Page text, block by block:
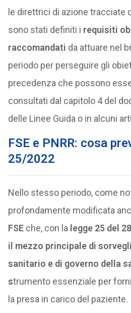
le direttrici di azione tracciate
sono stati definiti i requisiti
raccomandati da attuare nel
periodo per perseguire gli
precedenza che possono
consultati dal capitolo 4 del
delle Linee Guida o in alcuni
FSE e PNRR: cosa
25/2022
Nello stesso periodo, come
profondamente modificata
FSEche, con la legge 25 del
il mezzo principale di
sanitario e di governo della
strumento essenziale per
la presa in carico del paziente.